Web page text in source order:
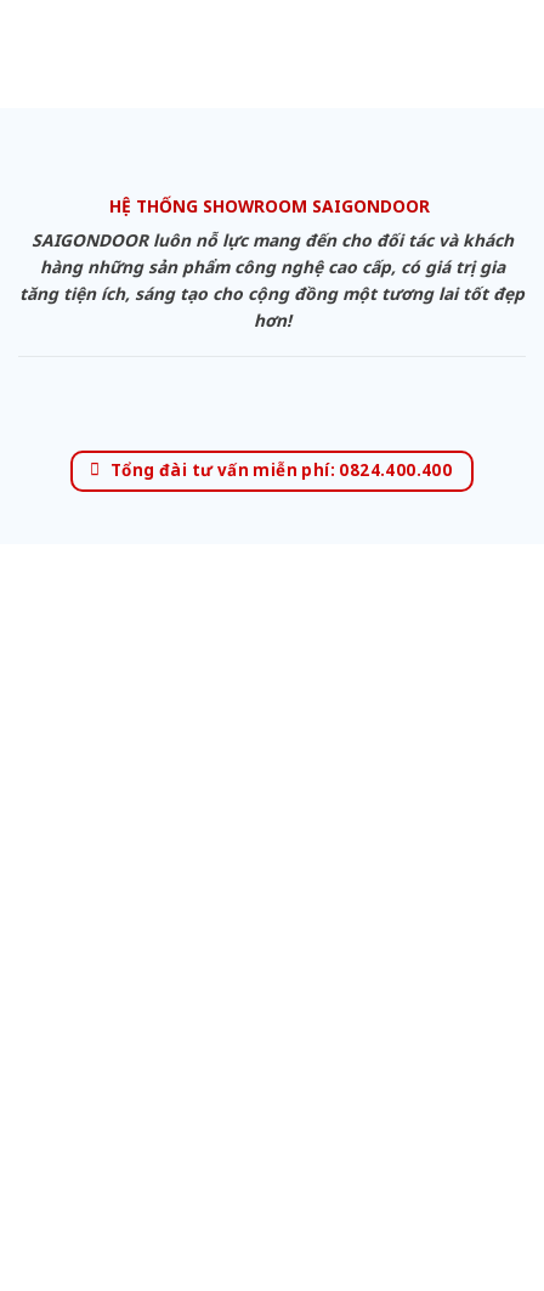
HỆ THỐNG SHOWROOM SAIGONDOOR
SAIGONDOOR luôn nỗ lực mang đến cho đối tác và khách
hàng những sản phẩm công nghệ cao cấp, có giá trị gia
tăng tiện ích, sáng tạo cho cộng đồng một tương lai tốt đẹp
hơn!
Tổng đài tư vấn miễn phí: 0824.400.400